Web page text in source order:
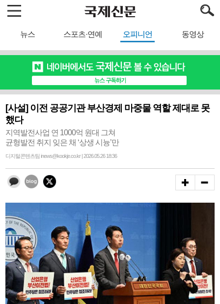
뉴스 스포츠·연예 오피니언 동영상
[사설] 이전 공공기관 부산경제 마중물 역할 제대로 못
했다
지역발전사업 연 1000억 원대 그쳐
균형발전 취지 잊은 채 ‘상생 시늉’만
디지털콘텐츠팀 inews@kookje.co.kr | 2026.05.26 18:36